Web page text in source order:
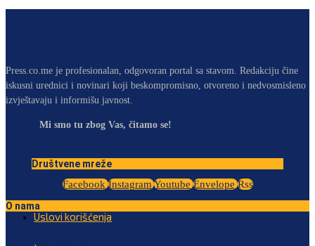
Press.co.me je profesionalan, odgovoran portal sa stavom. Redakciju čine
iskusni urednici i novinari koji beskompromisno, otvoreno i nedvosmisleno
izvještavaju i informišu javnost.
Mi smo tu zbog Vas, čitamo se!
Društvene mreže
Facebook Instagram Youtube Envelope Rss
O nama
Uslovi korišćenja